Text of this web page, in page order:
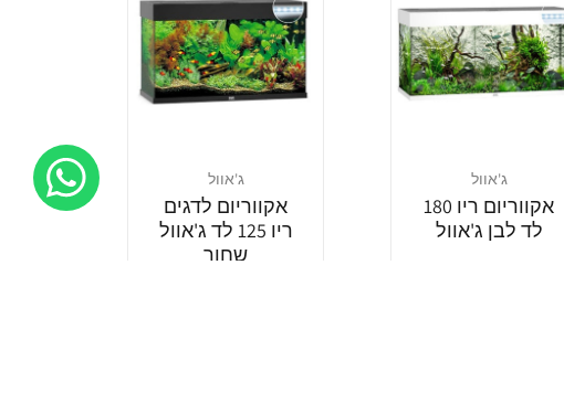
ג'אוול
אקווריום ריו 180
לד לבן ג'אוול
ג'אוול
אקווריום לדגים
ריו 125 לד ג'אוול
שחור